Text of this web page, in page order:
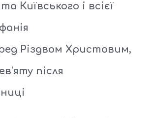
Київського і всієї
Різдвом Христовим,
після